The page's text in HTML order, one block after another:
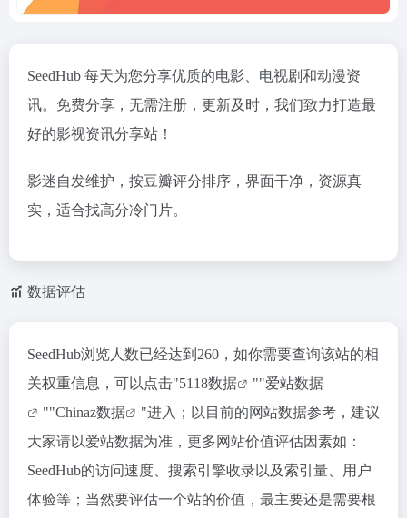
SeedHub 每天为您分享优质的电影、电视剧和动漫资
讯。免费分享，无需注册，更新及时，我们致力打造最
好的影视资讯分享站！
影迷自发维护，按豆瓣评分排序，界面干净，资源真
实，适合找高分冷门片。
数据评估
SeedHub浏览人数已经达到260，如你需要查询该站的相
关权重信息，可以点击"5118数据 ""爱站数据
""Chinaz数据
"进入；以目前的网站数据参考，建议
大家请以爱站数据为准，更多网站价值评估因素如：
SeedHub的访问速度、搜索引擎收录以及索引量、用户
体验等；当然要评估一个站的价值，最主要还是需要根